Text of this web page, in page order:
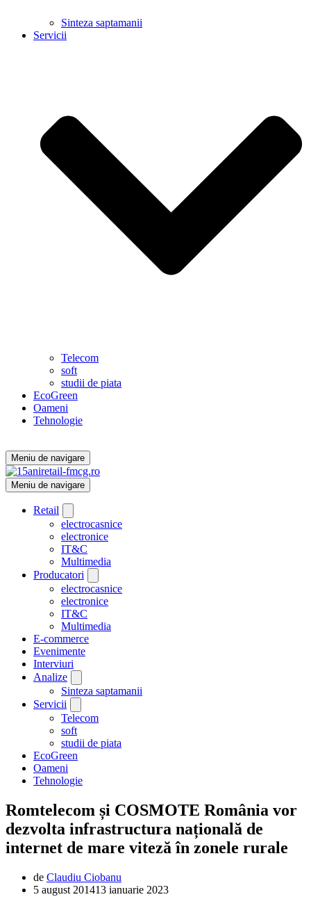
Sinteza saptamanii
Servicii
Telecom
soft
studii de piata
EcoGreen
Oameni
Tehnologie
Meniu de navigare
Meniu de navigare
Retail
electrocasnice
electronice
IT&C
Multimedia
Producatori
electrocasnice
electronice
IT&C
Multimedia
E-commerce
Evenimente
Interviuri
Analize
Sinteza saptamanii
Servicii
Telecom
soft
studii de piata
EcoGreen
Oameni
Tehnologie
Romtelecom și COSMOTE România vor
dezvolta infrastructura națională de
internet de mare viteză în zonele rurale
de Claudiu Ciobanu
5 august 201413 ianuarie 2023